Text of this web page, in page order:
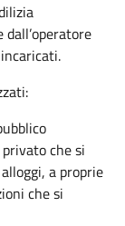
che si
a proprie
che si